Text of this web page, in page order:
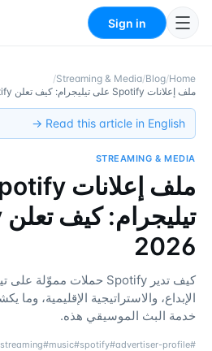
Sign in
Home
/
Blog
/
Streaming & Media
/
ملف إعلانات Spotify على تيليجرام: كيف تعلن Spotify في 2026
Read this article in English →
STREAMING & MEDIA
2026
خدمة البث الموسيقي هذه.
#
advertiser-profile
#
spotify
#
music
#
streaming